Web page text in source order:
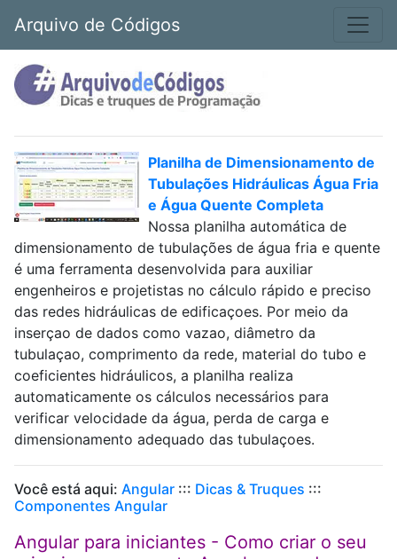
Arquivo de Códigos
Planilha de Dimensionamento de
Tubulações Hidráulicas Água Fria
e Água Quente Completa
Nossa planilha automática de
dimensionamento de tubulações de água fria e quente
é uma ferramenta desenvolvida para auxiliar
engenheiros e projetistas no cálculo rápido e preciso
das redes hidráulicas de edificaçoes. Por meio da
inserçao de dados como vazao, diâmetro da
tubulaçao, comprimento da rede, material do tubo e
coeficientes hidráulicos, a planilha realiza
automaticamente os cálculos necessários para
verificar velocidade da água, perda de carga e
dimensionamento adequado das tubulaçoes.
Você está aqui: Angular ::: Dicas & Truques :::
Componentes Angular
Angular para iniciantes - Como criar o seu